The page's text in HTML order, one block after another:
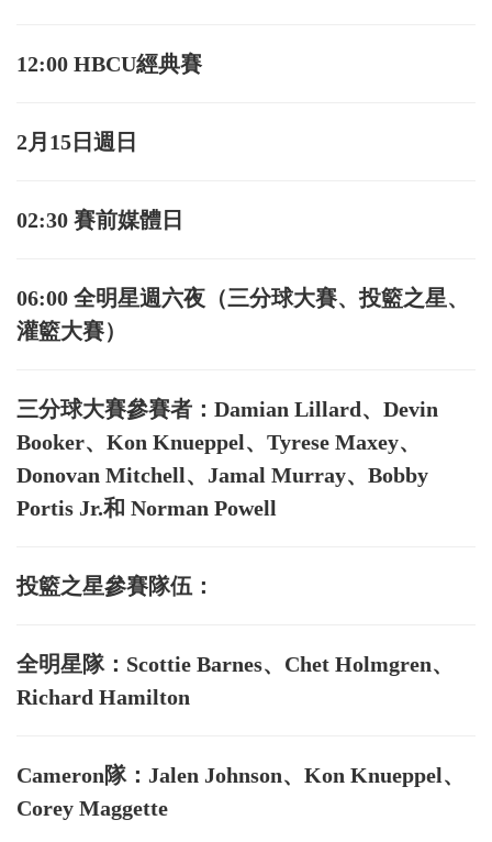
12:00 HBCU經典賽
2月15日週日
02:30 賽前媒體日
06:00 全明星週六夜（三分球大賽、投籃之星、
灌籃大賽）
三分球大賽參賽者： Damian Lillard、Devin
Booker、Kon Knueppel、Tyrese Maxey、
Donovan Mitchell、Jamal Murray、Bobby
Portis Jr.和 Norman Powell
投籃之星參賽隊伍：
全明星隊：Scottie Barnes、Chet Holmgren、
Richard Hamilton
Cameron隊：Jalen Johnson、Kon Knueppel、
Corey Maggette